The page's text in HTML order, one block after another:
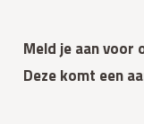
Meld je aan voor
Deze komt een